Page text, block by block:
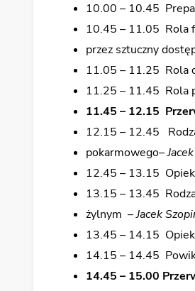
10.00 – 10.45
10.45 – 11.05 Rola
przez sztuczny
11.05 – 11.25 Rola
11.25 – 11.45 Rola
11.45 – 12.15
12.15 – 12.45
pokarmowego–
12.45 – 13.15
13.15 – 13.45
żylnym –Jacek
13.45 – 14.15
14.15 – 14.45
14.45 – 15.00